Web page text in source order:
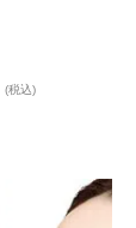
(税込)